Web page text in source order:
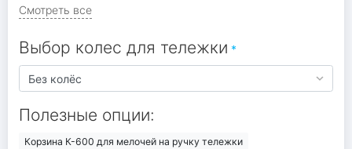
Смотреть все
Выбор колес для тележки
Полезные опции:
Корзина К-600 для мелочей на ручку тележки